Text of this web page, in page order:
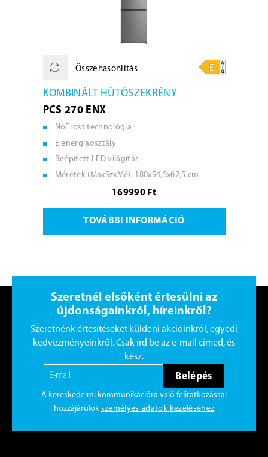
Összehasonlítás
KOMBINÁLT HŰTŐSZEKRÉNY
PCS 270 ENX
NoFrost technológia
E energiaosztály
Beépített LED világítás
Méretek (MaxSzxMé): 180x54,5x62,5 cm
169990 Ft
TOVÁBBI INFORMÁCIÓ
Szeretnél elsőként értesülni az
újdonságainkról, híreinkről?
Szeretnénk értesítéseket küldeni akcióinkról, egyedi
kedvezményeinkről. Csak írd be az e-mail címed, és
kész.
Belépés
A kereskedelmi kommunikációra való feliratkozással
hozzájárulok személyes adatok kezeléséhez